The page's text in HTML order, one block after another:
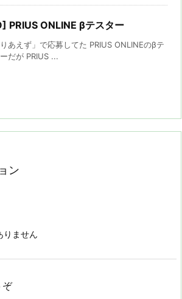
PRIUS ONLINE βテスター
りあえず」で応募してた PRIUS ONLINEのβテ
だが PRIUS ...
ン
りません
ぞ